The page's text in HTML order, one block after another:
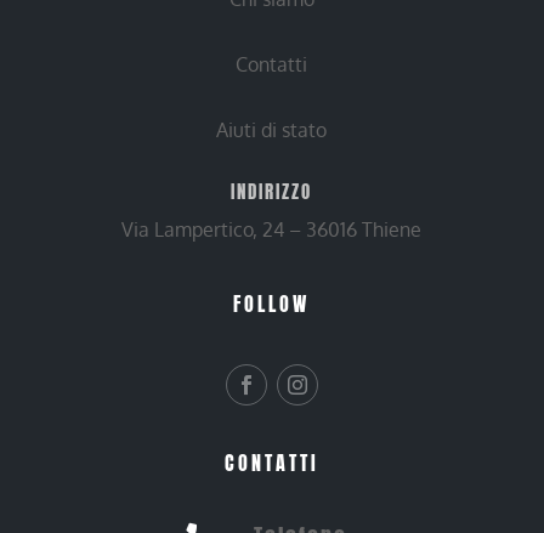
Contatti
Aiuti di stato
INDIRIZZO
Via Lampertico, 24 – 36016 Thiene
FOLLOW
CONTATTI